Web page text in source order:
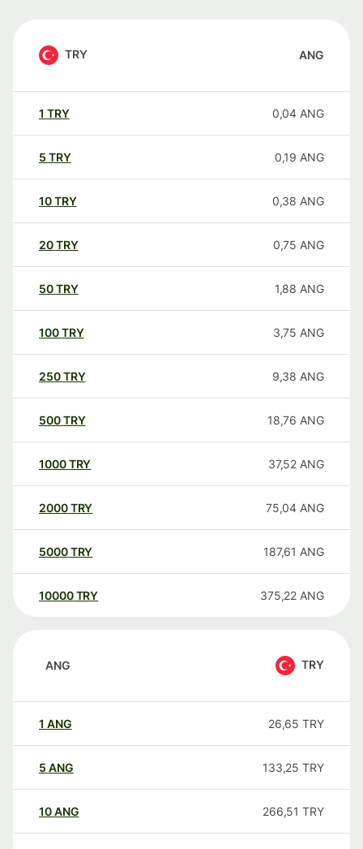
TRY ANG
1 TRY 0,04 ANG
5 TRY 0,19 ANG
10TRY 0,38 ANG
20TRY 0,75 ANG
50TRY 1,88 ANG
100TRY 3,75 ANG
250TRY 9,38 ANG
500TRY 18,76 ANG
1000TRY 37,52 ANG
2000TRY 75,04 ANG
5000TRY 187,61 ANG
10000 TRY 375,22 ANG
ANG TRY
1 ANG 26,65 TRY
5 ANG 133,25 TRY
10ANG 266,51 TRY